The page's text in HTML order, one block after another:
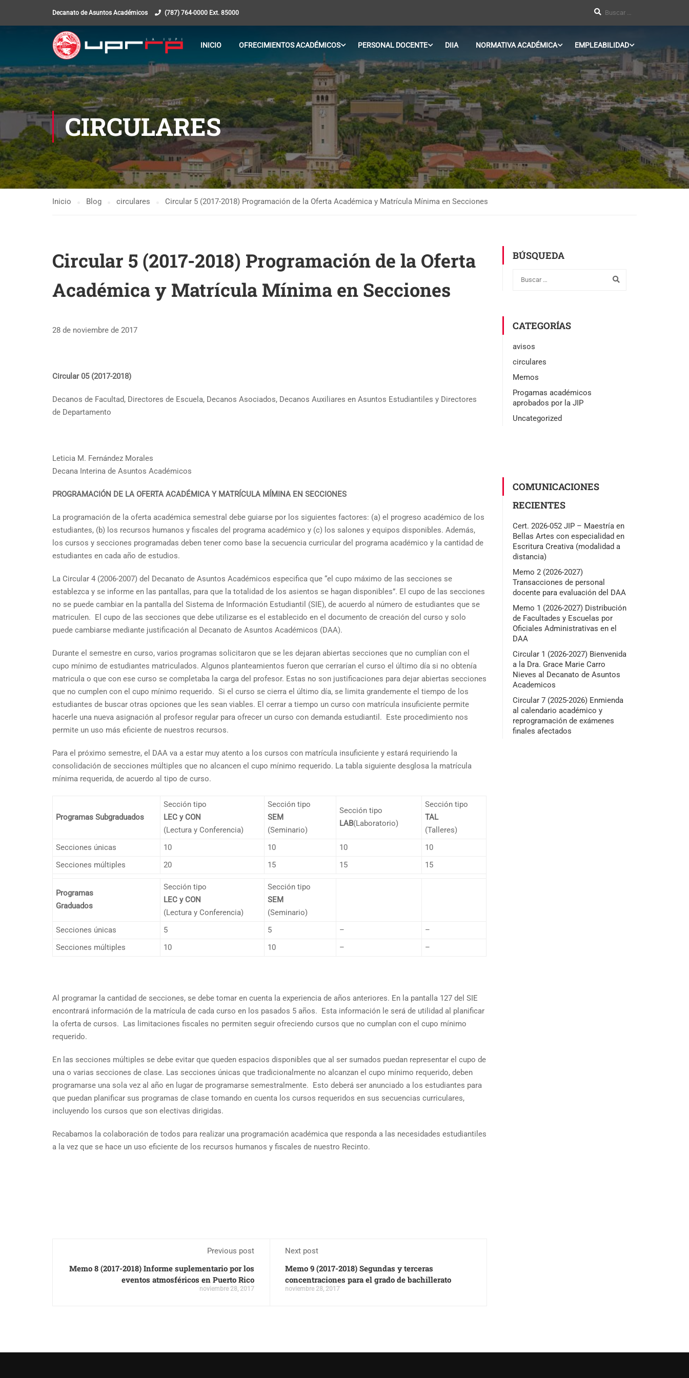
Decanato de Asuntos Académicos (787) 764-0000 Ext. 85000
INICIO OFRECIMIENTOS ACADÉMICOS PERSONAL DOCENTE DIIA NORMATIVA ACADÉMICA EMPLEABILIDAD
CIRCULARES
Inicio Blog circulares Circular 5 (2017-2018) Programación de la Oferta Académica y Matrícula Mínima en Secciones
Circular 5 (2017-2018) Programación de la Oferta
Académica y Matrícula Mínima en Secciones
28 de noviembre de 2017
Circular 05 (2017-2018)
Decanos de Facultad, Directores de Escuela, Decanos Asociados, Decanos Auxiliares en Asuntos Estudiantiles y Directores
de Departamento
Leticia M. Fernández Morales
Decana Interina de Asuntos Académicos
PROGRAMACIÓN DE LA OFERTA ACADÉMICA Y MATRÍCULA MÍMINA EN SECCIONES
La programación de la oferta académica semestral debe guiarse por los siguientes factores: (a) el progreso académico de los
estudiantes, (b) los recursos humanos y fiscales del programa académico y (c) los salones y equipos disponibles. Además,
los cursos y secciones programadas deben tener como base la secuencia curricular del programa académico y la cantidad de
estudiantes en cada año de estudios.
La Circular 4 (2006-2007) del Decanato de Asuntos Académicos especifica que “el cupo máximo de las secciones se
establezca y se informe en las pantallas, para que la totalidad de los asientos se hagan disponibles”. El cupo de las secciones
no se puede cambiar en la pantalla del Sistema de Información Estudiantil (SIE), de acuerdo al número de estudiantes que se
matriculen. El cupo de las secciones que debe utilizarse es el establecido en el documento de creación del curso y solo
puede cambiarse mediante justificación al Decanato de Asuntos Académicos (DAA).
Durante el semestre en curso, varios programas solicitaron que se les dejaran abiertas secciones que no cumplían con el
cupo mínimo de estudiantes matriculados. Algunos planteamientos fueron que cerrarían el curso el último día si no obtenía
matricula o que con ese curso se completaba la carga del profesor. Estas no son justificaciones para dejar abiertas secciones
que no cumplen con el cupo mínimo requerido. Si el curso se cierra el último día, se limita grandemente el tiempo de los
estudiantes de buscar otras opciones que les sean viables. El cerrar a tiempo un curso con matrícula insuficiente permite
hacerle una nueva asignación al profesor regular para ofrecer un curso con demanda estudiantil. Este procedimiento nos
permite un uso más eficiente de nuestros recursos.
Para el próximo semestre, el DAA va a estar muy atento a los cursos con matrícula insuficiente y estará requiriendo la
consolidación de secciones múltiples que no alcancen el cupo mínimo requerido. La tabla siguiente desglosa la matrícula
mínima requerida, de acuerdo al tipo de curso.
Programas Subgraduados
Sección tipo
LEC y CON
(Lectura y Conferencia)
Sección tipo
SEM
(Seminario)
Sección tipo
LAB(Laboratorio)
Sección tipo
TAL
(Talleres)
Secciones únicas
10 10 10
10
Secciones múltiples
20 15 15 15
Programas
Graduados
Sección tipo
LEC y CON
(Lectura y Conferencia)
Sección tipo
SEM
(Seminario)
Secciones únicas
5 5 –
–
Secciones múltiples
10 10 – –
Al programar la cantidad de secciones, se debe tomar en cuenta la experiencia de años anteriores. En la pantalla 127 del SIE
encontrará información de la matrícula de cada curso en los pasados 5 años. Esta información le será de utilidad al planificar
la oferta de cursos. Las limitaciones fiscales no permiten seguir ofreciendo cursos que no cumplan con el cupo mínimo
requerido.
En las secciones múltiples se debe evitar que queden espacios disponibles que al ser sumados puedan representar el cupo de
una o varias secciones de clase. Las secciones únicas que tradicionalmente no alcanzan el cupo mínimo requerido, deben
programarse una sola vez al año en lugar de programarse semestralmente. Esto deberá ser anunciado a los estudiantes para
que puedan planificar sus programas de clase tomando en cuenta los cursos requeridos en sus secuencias curriculares,
incluyendo los cursos que son electivas dirigidas.
Recabamos la colaboración de todos para realizar una programación académica que responda a las necesidades estudiantiles
a la vez que se hace un uso eficiente de los recursos humanos y fiscales de nuestro Recinto.
Previous post
Memo 8 (2017-2018) Informe suplementario por los
eventos atmosféricos en Puerto Rico
noviembre 28, 2017
Next post
Memo 9 (2017-2018) Segundas y terceras
concentraciones para el grado de bachillerato
noviembre 28, 2017
BÚSQUEDA
CATEGORÍAS
avisos
circulares
Memos
Progamas académicos
aprobados por la JIP
Uncategorized
COMUNICACIONES
RECIENTES
Cert. 2026-052 JIP – Maestría en
Bellas Artes con especialidad en
Escritura Creativa (modalidad a
distancia)
Memo 2 (2026-2027)
Transacciones de personal
docente para evaluación del DAA
Memo 1 (2026-2027) Distribución
de Facultades y Escuelas por
Oficiales Administrativas en el
DAA
Circular 1 (2026-2027) Bienvenida
a la Dra. Grace Marie Carro
Nieves al Decanato de Asuntos
Academicos
Circular 7 (2025-2026) Enmienda
al calendario académico y
reprogramación de exámenes
finales afectados